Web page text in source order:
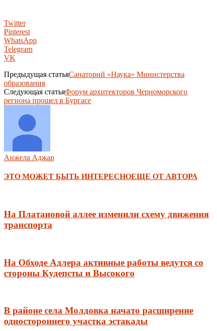
Twitter
Pinterest
WhatsApp
Telegram
VK
Предыдущая статьяСанаторий «Наука» Министерства
образования
Следующая статьяФорум архитекторов Черноморского
региона прошел в Бургасе
Анжела Аджар
ЭТО МОЖЕТ БЫТЬ ИНТЕРЕСНОЕЩЕ ОТ АВТОРА
На Платановой аллее изменили схему движения
транспорта
На Обходе Адлера активные работы ведутся со
стороны Кудепсты и Высокого
В районе села Молдовка начато расширение
одностороннего участка эстакады